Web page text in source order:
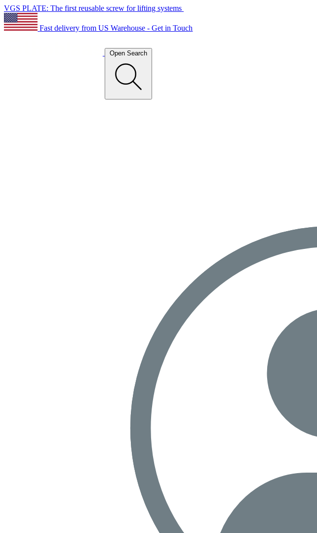
VGS PLATE: The first reusable screw for lifting systems
Fast delivery from US Warehouse - Get in Touch
Open Search